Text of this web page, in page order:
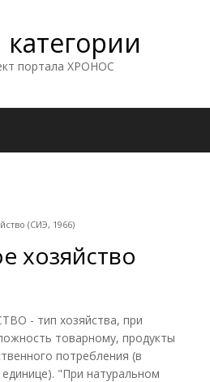
портала ХРОНОС
(СИЭ, 1966)
хозяйство
- тип хозяйства, при
товарному, продукты
потребления (в
"При натуральном